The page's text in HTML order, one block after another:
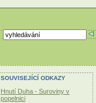
SOUVISEJÍCÍ ODKAZY
Hnutí Duha - Suroviny v
popelnici